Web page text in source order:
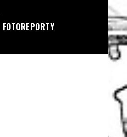
FOTOREPORTY